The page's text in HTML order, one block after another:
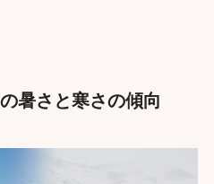
暑さと寒さの傾向